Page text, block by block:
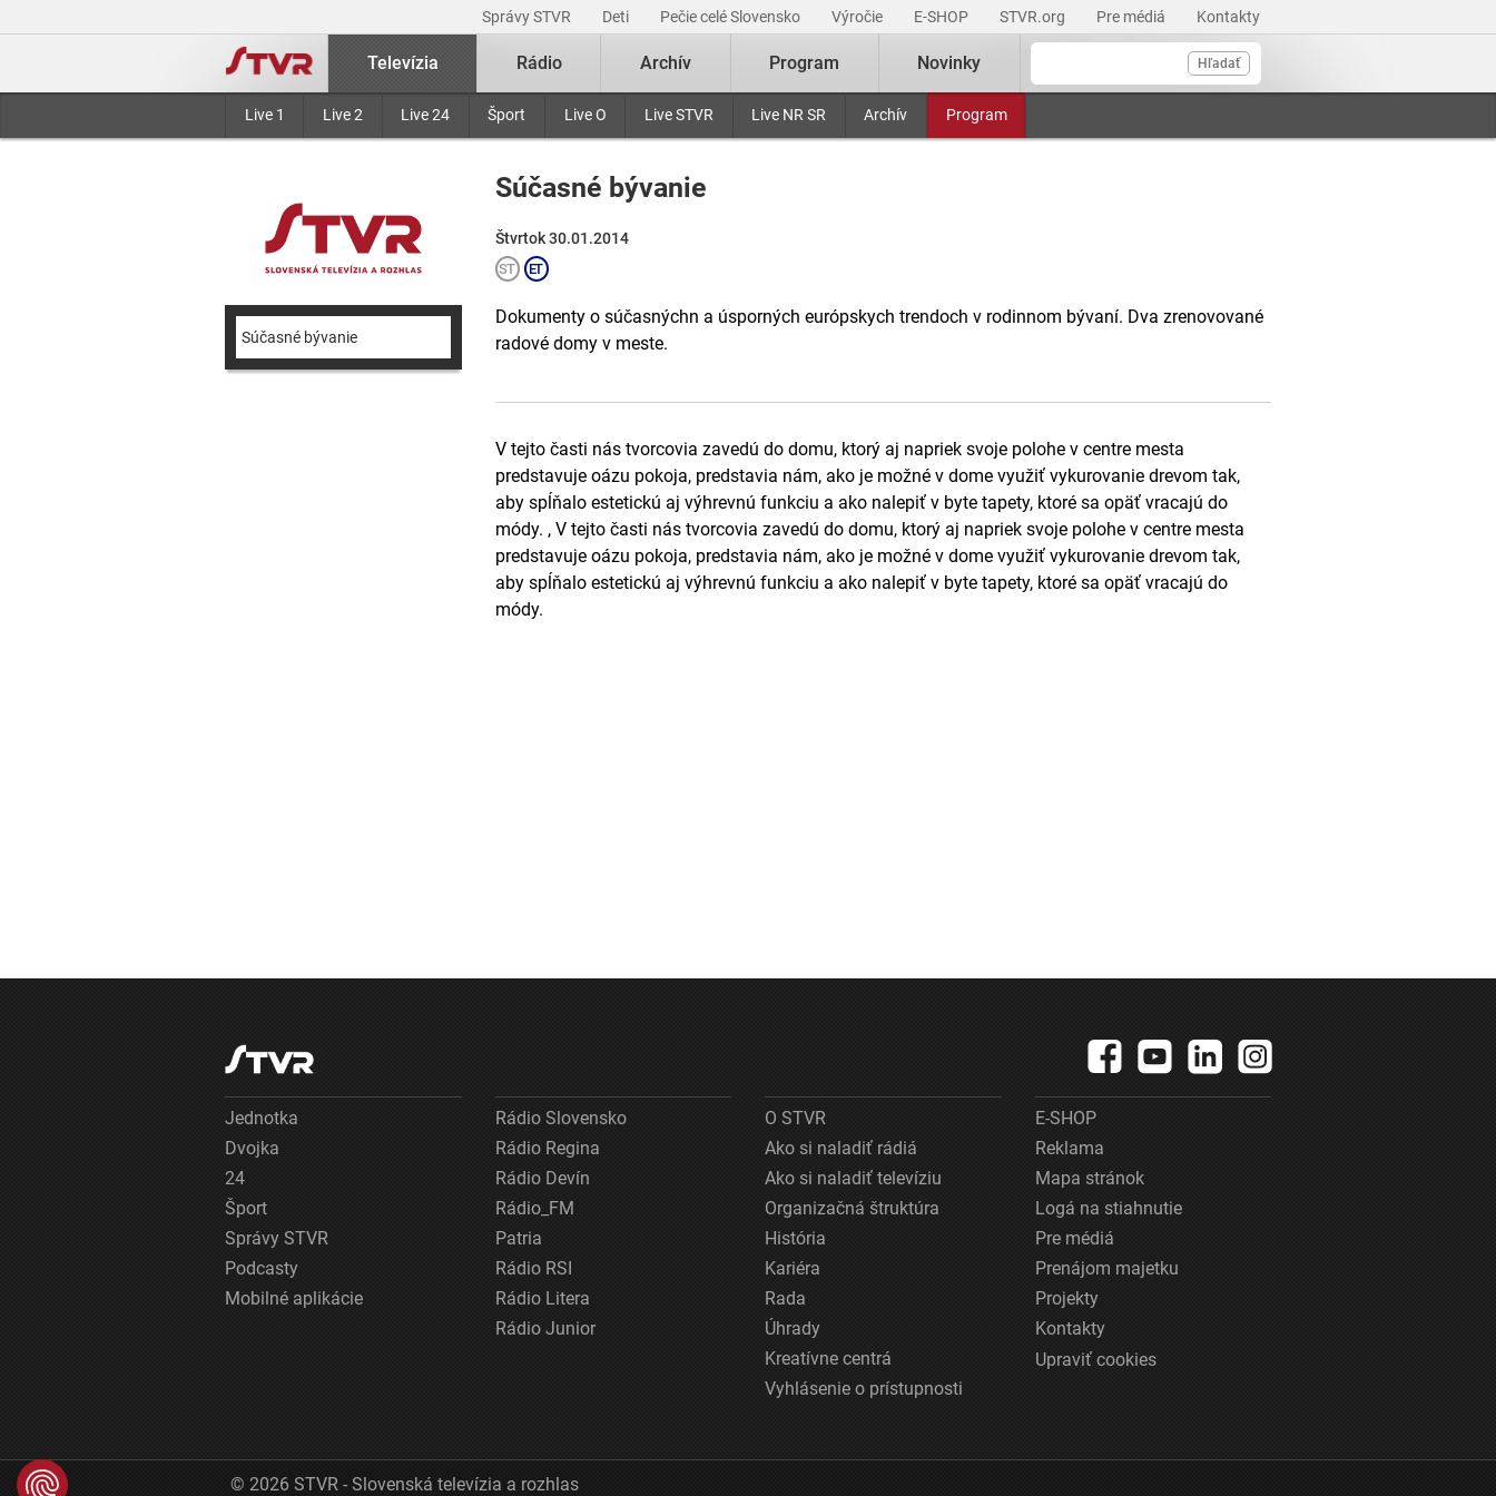
Správy STVR Deti Pečie celé Slovensko Výročie E-SHOP STVR.org Pre médiá Kontakty
Hľadať
Televízia
Live 1 Live 2 Live 24 Šport Live O Live STVR Live NR SR Archív Program
Rádio Archív Program Novinky
Súčasné bývanie
Súčasné bývanie
Štvrtok 30.01.2014
Dokumenty o súčasnýchn a úsporných európskych trendoch v rodinnom bývaní. Dva zrenovované
radové domy v meste.
V tejto časti nás tvorcovia zavedú do domu, ktorý aj napriek svoje polohe v centre mesta
predstavuje oázu pokoja, predstavia nám, ako je možné v dome využiť vykurovanie drevom tak,
aby spĺňalo estetickú aj výhrevnú funkciu a ako nalepiť v byte tapety, ktoré sa opäť vracajú do
módy. , V tejto časti nás tvorcovia zavedú do domu, ktorý aj napriek svoje polohe v centre mesta
predstavuje oázu pokoja, predstavia nám, ako je možné v dome využiť vykurovanie drevom tak,
aby spĺňalo estetickú aj výhrevnú funkciu a ako nalepiť v byte tapety, ktoré sa opäť vracajú do
módy.
Jednotka
Dvojka
24
Šport
Správy STVR
Podcasty
Mobilné aplikácie
Rádio Slovensko
Rádio Regina
Rádio Devín
Rádio_FM
Patria
Rádio RSI
Rádio Litera
Rádio Junior
O STVR
Ako si naladiť rádiá
Ako si naladiť televíziu
Organizačná štruktúra
História
Kariéra
Rada
Úhrady
Kreatívne centrá
Vyhlásenie o prístupnosti
E-SHOP
Reklama
Mapa stránok
Logá na stiahnutie
Pre médiá
Prenájom majetku
Projekty
Kontakty
Upraviť cookies
© 2026 STVR - Slovenská televízia a rozhlas